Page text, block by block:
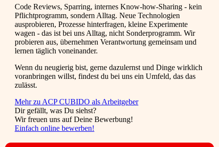
Code Reviews, Sparring, internes Know-how-Sharing - kein
Pflichtprogramm, sondern Alltag. Neue Technologien
ausprobieren, Prozesse hinterfragen, kleine Experimente
wagen - das ist bei uns Alltag, nicht Sonderprogramm. Wir
probieren aus, übernehmen Verantwortung gemeinsam und
lernen täglich voneinander.
Wenn du neugierig bist, gerne dazulernst und Dinge wirklich
voranbringen willst, findest du bei uns ein Umfeld, das das
zulässt.
Mehr zu ACP CUBIDO als Arbeitgeber
Dir gefällt, was Du siehst?
Wir freuen uns auf Deine Bewerbung!
Einfach online bewerben!